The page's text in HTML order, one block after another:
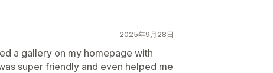
2025年9月28日
a gallery on my homepage with
super friendly and even helped me